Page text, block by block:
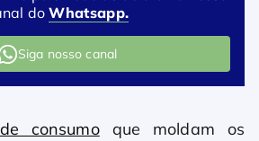
doWhatsapp.
Siga nosso canal
consumoque moldam os